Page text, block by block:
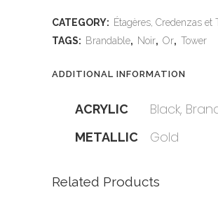
CATEGORY: Étagères, Credenzas et
TAGS: Brandable, Noir, Or, Tower
ADDITIONAL INFORMATION
ACRYLIC Black,
METALLIC Gold
Related Products